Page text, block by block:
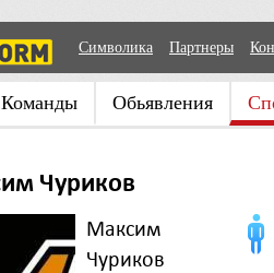
Символика Партнеры
Команды Обьявления
Чуриков
Максим
Чуриков